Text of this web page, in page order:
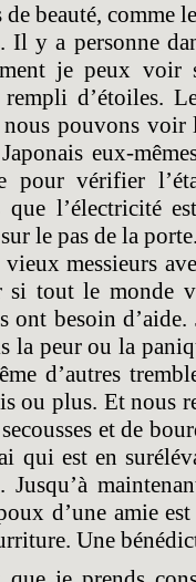
beauté, comme
Il y a personne
je peux voir
d’étoiles.
pouvons voir
eux-
vérifier
que l’électricité
le pas de la
messieurs
tout le monde
ont besoin
la peur ou la
d’autres
ou plus. Et nous
et de
qui est en
d’une amie
Une